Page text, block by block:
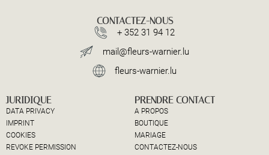
CONTACTEZ-NOUS
+ 352 31 94 12
mail@fleurs-warnier.lu
fleurs-warnier.lu
JURIDIQUE
DATA PRIVACY
IMPRINT
COOKIES
REVOKE PERMISSION
PRENDRE CONTACT
A PROPOS
BOUTIQUE
MARIAGE
CONTACTEZ-NOUS